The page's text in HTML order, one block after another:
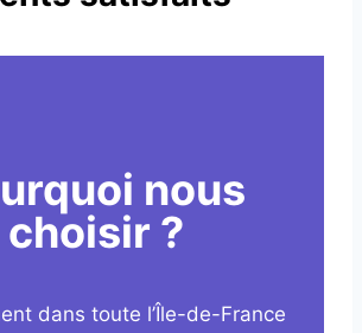
nous
choisir ?
dans toute l’Île-de-France